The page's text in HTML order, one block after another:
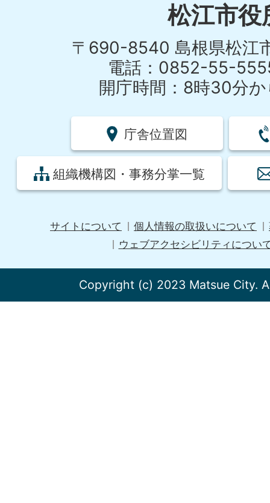
松江市役
〒690-8540 島根県松江
電話：0852-55-
開庁時間：8時30分
庁舎位置図
組織機構図・事務分掌一覧
サイトについて 個人情報の取扱いについて
ウェブアクセシビリティについ
Copyright (c) 2023 Matsue City.